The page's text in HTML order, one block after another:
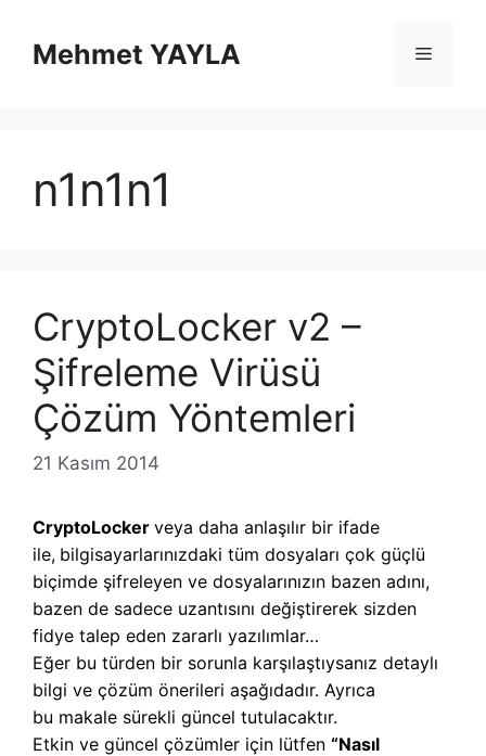
Mehmet YAYLA Menü
n1n1n1
CryptoLocker v2 –
Şifreleme Virüsü
Çözüm Yöntemleri
21 Kasım 2014
CryptoLocker veya daha anlaşılır bir ifade
ile, bilgisayarlarınızdaki tüm dosyaları çok güçlü
biçimde şifreleyen ve dosyalarınızın bazen adını,
bazen de sadece uzantısını değiştirerek sizden
fidye talep eden zararlı yazılımlar…
Eğer bu türden bir sorunla karşılaştıysanız detaylı
bilgi ve çözüm önerileri aşağıdadır. Ayrıca
bu makale sürekli güncel tutulacaktır.
Etkin ve güncel çözümler için lütfen “Nasıl